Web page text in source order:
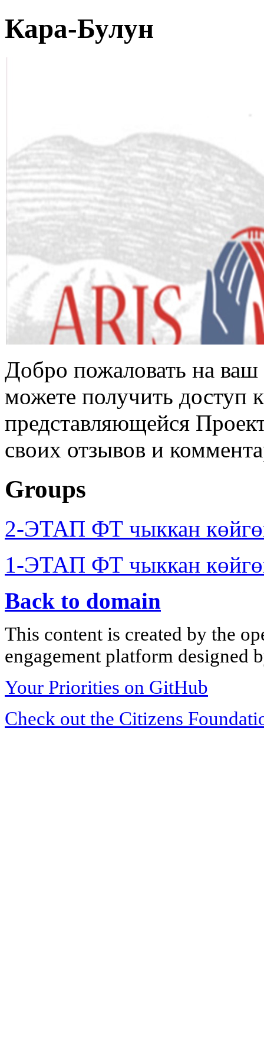
Кара-Булун
Добро пожаловать на
можете получить доступ
представляющейся
своих отзывов и
Groups
2-ЭТАП ФТ чыккан
1-ЭТАП ФТ чыккан
Back to domain
This content is created by the
engagement platform designed
Your Priorities on GitHub
Check out the Citizens